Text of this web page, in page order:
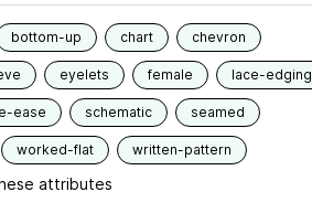
bottom-up chart chevron
eyelets female lace-edging
ease schematic seamed
worked-flat written-pattern
attributes